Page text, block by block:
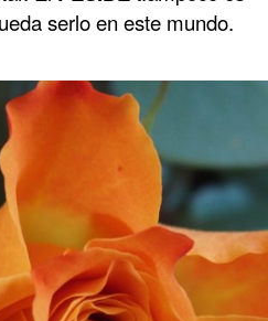
serlo en este mundo.